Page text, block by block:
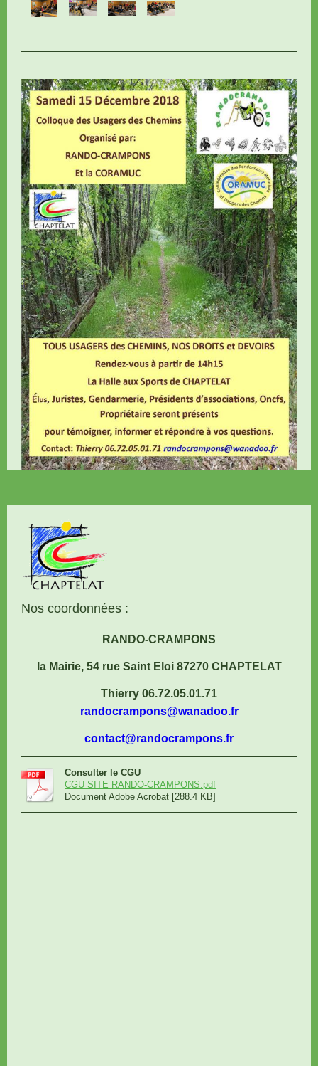
Nos coordonnées :
RANDO-CRAMPONS
la Mairie, 54 rue Saint Eloi 87270 CHAPTELAT
Thierry 06.72.05.01.71
randocrampons@wanadoo.fr
contact@randocrampons.fr
Consulter le CGU
CGU SITE RANDO-CRAMPONS.pdf
Document Adobe Acrobat [288.4 KB]